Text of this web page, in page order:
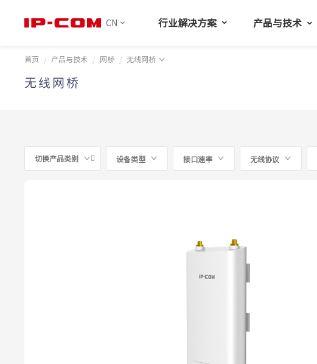
CN 行业解决方案 产品与技术
首页 产品与技术 网桥 无线网桥
无线网桥
切换产品类别  设备类型 接口速率 无线协议